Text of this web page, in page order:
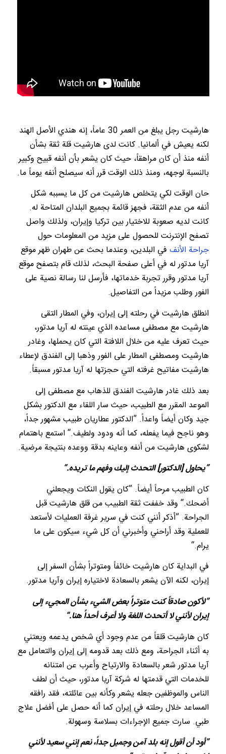
هارشيت رجل يبلغ من العمر 30 عاماً، إنه هندي الأصل الهند
لكنه يعيش في ألمانيا. كانت لدى هارشيت قلة ثقة بشأن
أنفه منذ أن كان مراهقاً، حيث كان يشعر بأن أنفه قبيح وكبير
بالنسبة لوجهه، ومنذ ذلك الوقت قرر أنه سيصلح أنفه يوماً ما.
حان الوقت لكي يتخلص هارشيت من كل ما يسببه شكل
أنفه من عدم الثقة، فجهز قائمة بجميع البلدان المتاحة له.
كانت لديه صعوبة للاختيار بين تركيا وإيران، ولذلك واصل
تصفح الإنترنت للحصول على مزيد من المعلومات حول
جراحة الأنففي البلدين، وعندما بحث عن طهران ظهر موقع
آريا مدتور له في أعلى صفحة البحث، لذلك قام بتصفح موقع
آريا مدتور وقرر تجربة خدماتها، فأرسل لنا رسالة نصية على
الفور وطلب مزيداً من التفاصيل.
انطلق هارشيت في رحلته إلى إيران، وفي المطار التقى
هارشيت مع مصطفى مساعده الذي عينته له آريا مدتور،
حيث تعرف عليه من خلال اللافتة التي كان يحملها، وغادر
هارشيت ومصطفى المطار على الفور وذهبا إلى الفندق لإعطاء
هارشيت مفاتيح غرفته التي حجزتها له آريا مدتور مسبقاً.
بعد ذلك غادر هارشيت الفندق للذهاب مع مصطفى إلى
الموعد المقرر مع الطبيب، حيث سار اللقاء مع الدكتور بشكل
جيد وكان أيضاً واعداً. ”الدكتور عطاريان طبيب مشهور جداً،
وهو ناجح فيما يفعله، كما أنه ودود ولطيف.“ استمع باهتمام
لشكوى هارشيت من أنفه وعاينه بدقة ووعده بنتيجة مرضية.
”يحاول [الدكتور] التحدث إليك وفهم ما تريده.“
كان الطبيب مرحاً أيضاً. ”كان يقول النكات ويجعلني
أضحك.“ وقد خففت ثقة الطبيب من قلق هارشيت قبل
الجراحة. ”أذكر أنني كنت في سرير غرفة العمليات لأستعد
للعملية وقد أراحني وأخبرني أن كل شيء سيكون على ما
يرام.“
في البداية كان هارشيت خائفاً ومتوتراً بشأن السفر إلى
إيران، لكنه الآن يشعر بالسعادة لاختياره إيران وآريا مدتور.
”لأكون صادقاً كنت متوتراً بعض الشيء بشأن المجيء إلى
إيران لأنني لا أتحدث اللغة ولا أعرف أحداً هنا.“
كان هارشيت قلقاً من عدم وجود أي شخص يدعمه ويعتني
به أثناء الجراحة، ومع ذلك بعد قدومه إلى إيران والتعامل مع
آريا مدتور شعر بالسعادة والارتياح وأعرب عن امتنانه
للخدمات التي قدمتها له شركة آريا مدتور، حيث أن لطف
الناس والموظفين جعله يشعر وكأنه بين عائلته، فقد رافقه
المساعد خلال رحلته في إيران كما أنه حصل على أفضل علاج
طبي. سارت جميع الإجراءات بسلاسة وسهولة.
”أود أن أقول إنه بلد آمن وجميل جداً، نعم إنني سعيد لأنني